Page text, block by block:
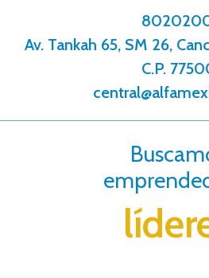
Av. Tankah 65, SM 26,
C.P.